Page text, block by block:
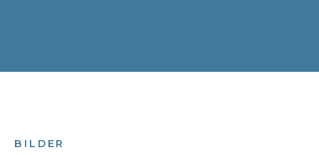
BILDER